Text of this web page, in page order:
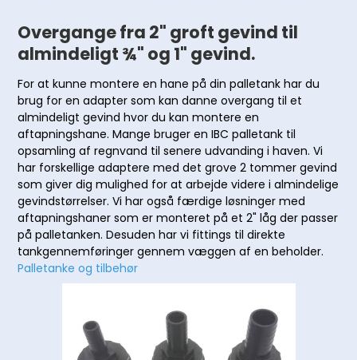
Overgange fra 2" groft gevind til
almindeligt ¾" og 1" gevind.
For at kunne montere en hane på din palletank har du
brug for en adapter som kan danne overgang til et
almindeligt gevind hvor du kan montere en
aftapningshane. Mange bruger en IBC palletank til
opsamling af regnvand til senere udvanding i haven. Vi
har forskellige adaptere med det grove 2 tommer gevind
som giver dig mulighed for at arbejde videre i almindelige
gevindstørrelser. Vi har også færdige løsninger med
aftapningshaner som er monteret på et 2" låg der passer
på palletanken. Desuden har vi fittings til direkte
tankgennemføringer gennem væggen af en beholder.
Palletanke og tilbehør